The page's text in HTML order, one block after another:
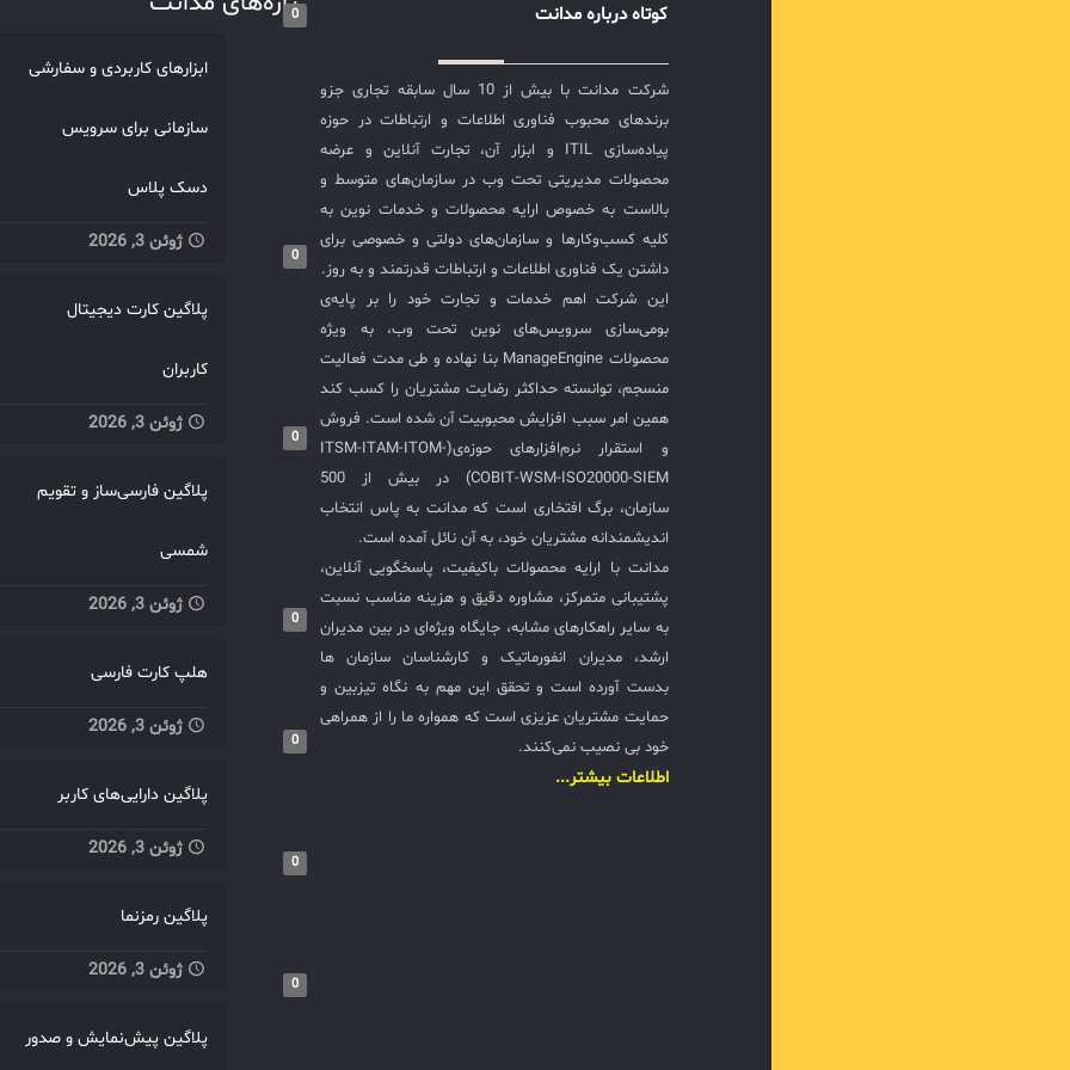
کوتاه درباره مدانت
شرکت مدانت با بیش از 10 سال سابقه تجاری جزو
برندهای محبوب فناوری اطلاعات و ارتباطات در حوزه
پیاده‌سازی ITIL و ابزار آن، تجارت آنلاین و عرضه
محصولات مدیریتی تحت وب در سازمان‌های متوسط و
بالاست به خصوص ارایه محصولات و خدمات نوین به
کلیه کسب‌وکارها و سازمان‌های دولتی و خصوصی برای
داشتن یک فناوری اطلاعات و ارتباطات قدرتمند و به روز.
این شرکت اهم خدمات و تجارت خود را بر پایه‌ی
بومی‌سازی سرویس‌های نوین تحت وب، به ویژه
محصولات ManageEngine بنا نهاده و طی مدت فعالیت
منسجم، توانسته حداکثر رضایت مشتریان را کسب کند
همین امر سبب افزایش محبوبیت آن شده است. فروش
و استقرار نرم‌افزارهای حوزه‌ی(ITSM-ITAM-ITOM-
COBIT-WSM-ISO20000-SIEM) در بیش از 500
سازمان، برگ افتخاری است که مدانت به پاس انتخاب
اندیشمندانه مشتریان خود، به آن نائل آمده است.
مدانت با ارایه محصولات باکیفیت، پاسخگویی آنلاین،
پشتیبانی متمرکز، مشاوره دقیق و هزینه مناسب نسبت
به سایر راهکارهای مشابه، جایگاه ویژه‌ای در بین مدیران
ارشد، مدیران انفورماتیک و کارشناسان سازمان ها
بدست آورده است و تحقق این مهم به نگاه تیزبین و
حمایت مشتریان عزیزی است که همواره ما را از همراهی
خود بی نصیب نمی‌کنند.
اطلاعات بیشتر...
0
ابزارهای کاربردی و سفارشی
سازمانی برای سرویس
دسک پلاس
ژوئن 3, 2026
0
پلاگین کارت دیجیتال
کاربران
ژوئن 3, 2026
0
پلاگین فارسی‌ساز و تقویم
شمسی
ژوئن 3, 2026
0
هلپ کارت فارسی
ژوئن 3, 2026
0
پلاگین دارایی‌های کاربر
ژوئن 3, 2026
0
پلاگین رمزنما
ژوئن 3, 2026
0
پلاگین پیش‌نمایش و صدور